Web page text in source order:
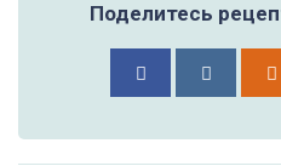
Поделитесь